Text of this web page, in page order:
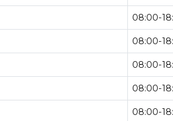
08:00-
08:00-
08:00-
08:00-
08:00-